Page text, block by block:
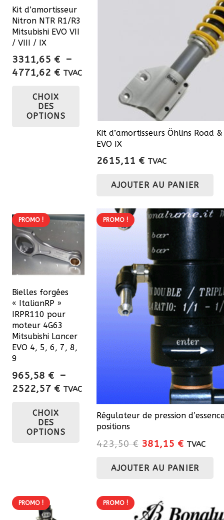
Kit d’amortisseur
Nitron NTR R1/R3
Mitsubishi EVO VII
/ VIII / IX
3311,65 € –
4771,62 €Plage
3311,65 €
4771,62 €
TVAC
CHOIX
DES
OPTIONS
plusieurs
variations.
peuvent
choisies
Kit d’amortisseurs Öhlins Road
EVO IX
2615,11 € TVAC
AJOUTER AU PANIER
PROMO !
Bielles forgées
« ItalianRP »
IRPR110 pour
moteur 4G63
Mitsubishi Lancer
EVO 4, 5, 6, 7, 8,
9
965,58 € –
2522,57 €Plage
965,58 €
TVAC
CHOIX
DES
OPTIONS
produit
plusieurs
peuvent
PROMO !
Régulateur de pression
positions
423,50€ Le
initial
381,15 €Le
actuel
TVAC
AJOUTER AU PANIER
PROMO ! PROMO !